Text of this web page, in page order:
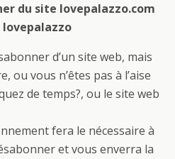
du site lovepalazzo.com
d’un site web, mais
ou vous n’êtes pas à l’aise
de temps?, ou le site web
fera le nécessaire à
et vous enverra la